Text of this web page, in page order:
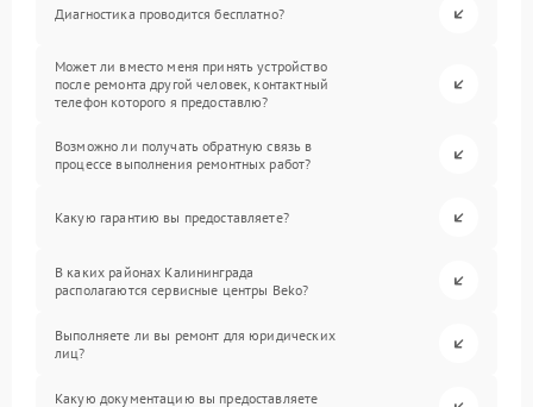
Диагностика проводится бесплатно?
Может ли вместо меня принять устройство
после ремонта другой человек, контактный
телефон которого я предоставлю?
Возможно ли получать обратную связь в
процессе выполнения ремонтных работ?
Какую гарантию вы предоставляете?
В каких районах Калининграда
располагаются сервисные центры Beko?
Выполняете ли вы ремонт для юридических
лиц?
Какую документацию вы предоставляете